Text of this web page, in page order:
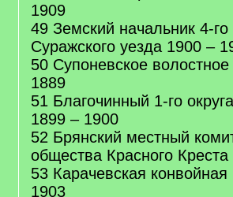
1909
49 Земский начальник 4-го
Суражского уезда 1900 –
50 Супоневское
1889
51 Благочинный 1-го
1899 – 1900
52 Брянский местный
общества Красного
53 Карачевская
1903